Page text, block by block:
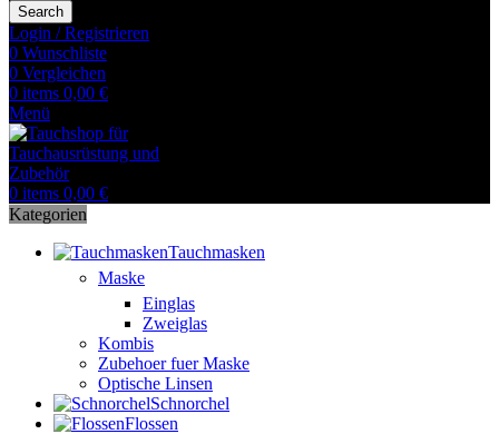
Search
Login / Registrieren
0 Wunschliste
0 Vergleichen
0 items 0,00 €
Menü
0 items 0,00 €
Kategorien
Tauchmasken
Maske
Einglas
Zweiglas
Kombis
Zubehoer fuer Maske
Optische Linsen
Schnorchel
Flossen